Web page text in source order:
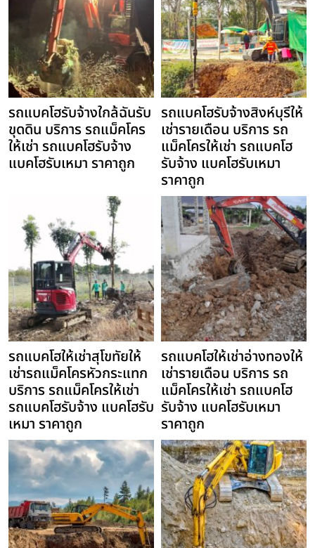
รถแบคโฮรับจ้างใกล้ฉันรับ
ขุดดิน บริการ รถแม็คโคร
ให้เช่า รถแบคโฮรับจ้าง
แบคโฮรับเหมา ราคาถูก
รถแบคโฮรับจ้างสิงห์บุรีให้
เช่ารายเดือน บริการ รถ
แม็คโครให้เช่า รถแบคโฮ
รับจ้าง แบคโฮรับเหมา
ราคาถูก
รถแบคโฮให้เช่าสุโขทัยให้
เช่ารถแม็คโครหัวกระแทก
บริการ รถแม็คโครให้เช่า
รถแบคโฮรับจ้าง แบคโฮรับ
เหมา ราคาถูก
รถแบคโฮให้เช่าอ่างทองให้
เช่ารายเดือน บริการ รถ
แม็คโครให้เช่า รถแบคโฮ
รับจ้าง แบคโฮรับเหมา
ราคาถูก